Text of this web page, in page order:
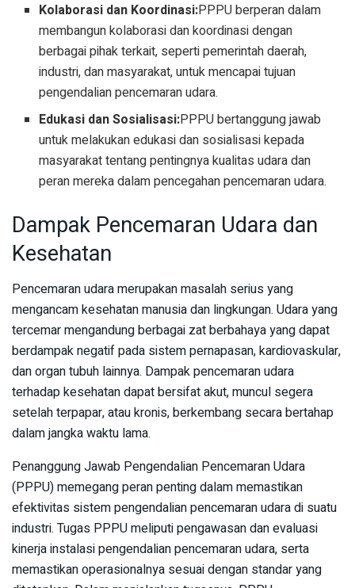
Kolaborasi dan Koordinasi:PPPU berperan dalam
membangun kolaborasi dan koordinasi dengan
berbagai pihak terkait, seperti pemerintah daerah,
industri, dan masyarakat, untuk mencapai tujuan
pengendalian pencemaran udara.
Edukasi dan Sosialisasi:PPPU bertanggung jawab
untuk melakukan edukasi dan sosialisasi kepada
masyarakat tentang pentingnya kualitas udara dan
peran mereka dalam pencegahan pencemaran udara.
Dampak Pencemaran Udara dan
Kesehatan
Pencemaran udara merupakan masalah serius yang
mengancam kesehatan manusia dan lingkungan. Udara yang
tercemar mengandung berbagai zat berbahaya yang dapat
berdampak negatif pada sistem pernapasan, kardiovaskular,
dan organ tubuh lainnya. Dampak pencemaran udara
terhadap kesehatan dapat bersifat akut, muncul segera
setelah terpapar, atau kronis, berkembang secara bertahap
dalam jangka waktu lama.
Penanggung Jawab Pengendalian Pencemaran Udara
(PPPU) memegang peran penting dalam memastikan
efektivitas sistem pengendalian pencemaran udara di suatu
industri. Tugas PPPU meliputi pengawasan dan evaluasi
kinerja instalasi pengendalian pencemaran udara, serta
memastikan operasionalnya sesuai dengan standar yang